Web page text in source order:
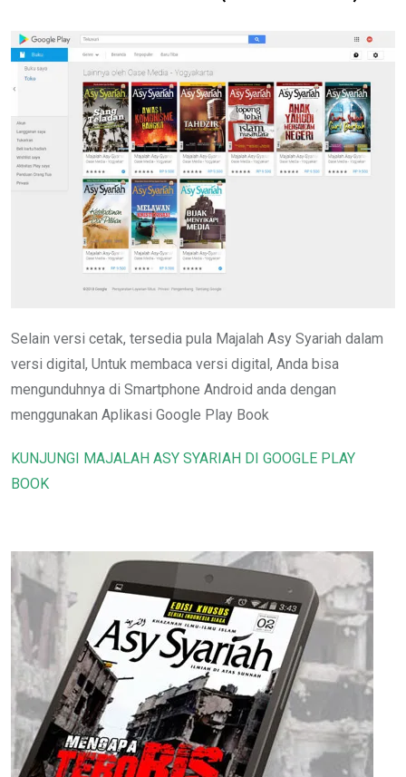
Selain versi cetak, tersedia pula Majalah Asy Syariah dalam
versi digital, Untuk membaca versi digital, Anda bisa
mengunduhnya di Smartphone Android anda dengan
menggunakan Aplikasi Google Play Book
KUNJUNGI MAJALAH ASY SYARIAH DI GOOGLE PLAY
BOOK